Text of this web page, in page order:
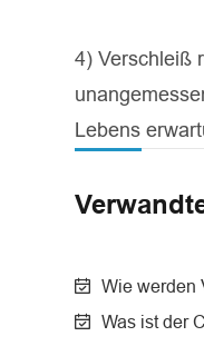
4) Verschleiß
Lebens
Wie werden
Was ist der